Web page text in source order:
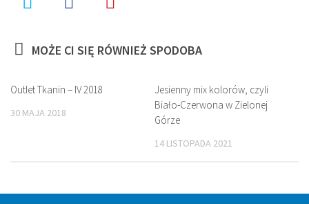
MOŻE CI SIĘ RÓWNIEŻ SPODOBA
Outlet Tkanin – IV 2018
30 MAJA 2018
Jesienny mix kolorów, czyli
Biało-Czerwona w Zielonej
Górze
14 LISTOPADA 2021